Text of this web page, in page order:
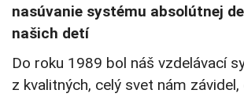
nasúvanie systému absolútnej
našich detí
Do roku 1989 bol náš vzdelávací
z kvalitných, celý svet nám závidel,